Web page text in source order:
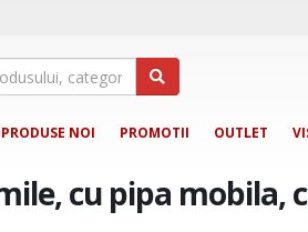
PRODUSE NOI PROMOTII OUTLET
cu pipa mobila,